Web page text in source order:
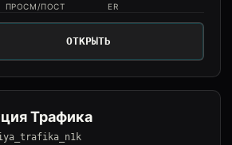
ПРОСМ/ПОСТ ER
ОТКРЫТЬ
Трафика